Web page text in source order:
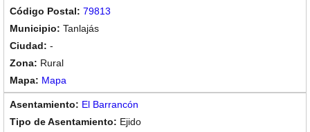
79813
Tanlajás
-
Rural
Mapa
El Barrancón
Ejido